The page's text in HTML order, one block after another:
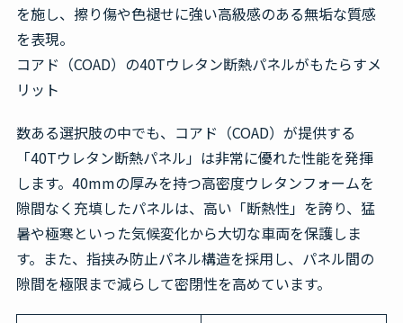
を施し、擦り傷や色褪せに強い高級感のある無垢な質感
を表現。
コアド（COAD）の40Tウレタン断熱パネルがもたらすメ
リット
数ある選択肢の中でも、コアド（COAD）が提供する
「40Tウレタン断熱パネル」は非常に優れた性能を発揮
します。40mmの厚みを持つ高密度ウレタンフォームを
隙間なく充填したパネルは、高い「断熱性」を誇り、猛
暑や極寒といった気候変化から大切な車両を保護しま
す。また、指挟み防止パネル構造を採用し、パネル間の
隙間を極限まで減らして密閉性を高めています。